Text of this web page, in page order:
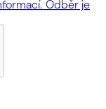
Odběr je